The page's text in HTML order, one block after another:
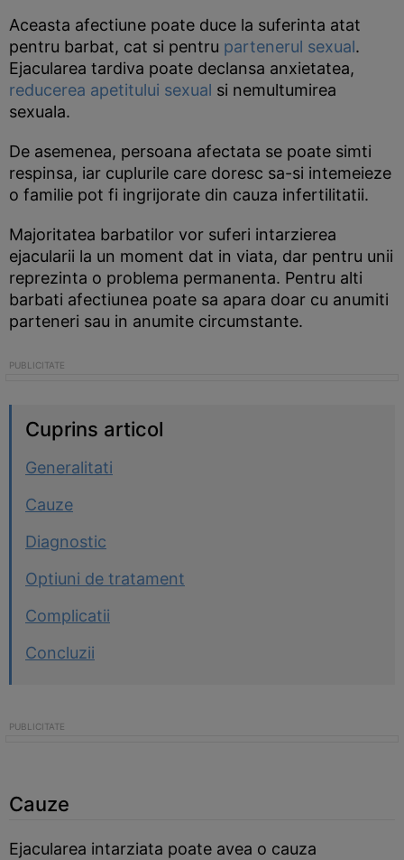
Aceasta afectiune poate duce la suferinta atat
pentru barbat, cat si pentru partenerul sexual.
Ejacularea tardiva poate declansa anxietatea,
reducerea apetitului sexual si nemultumirea
sexuala.
De asemenea, persoana afectata se poate simti
respinsa, iar cuplurile care doresc sa-si intemeieze
o familie pot fi ingrijorate din cauza infertilitatii.
Majoritatea barbatilor vor suferi intarzierea
ejacularii la un moment dat in viata, dar pentru unii
reprezinta o problema permanenta. Pentru alti
barbati afectiunea poate sa apara doar cu anumiti
parteneri sau in anumite circumstante.
Cuprins articol
Generalitati
Cauze
Diagnostic
Optiuni de tratament
Complicatii
Concluzii
Cauze
Ejacularea intarziata poate avea o cauza